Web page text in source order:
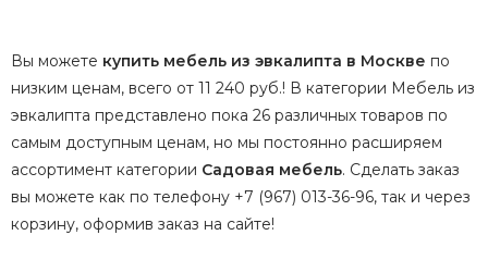
Вы можете купить мебель из эвкалипта в Москве по
низким ценам, всего от 11 240 руб.! В категории Мебель из
эвкалипта представлено пока 26 различных товаров по
самым доступным ценам, но мы постоянно расширяем
ассортимент категории Садовая мебель. Сделать заказ
вы можете как по телефону +7 (967) 013-36-96, так и через
корзину, оформив заказ на сайте!